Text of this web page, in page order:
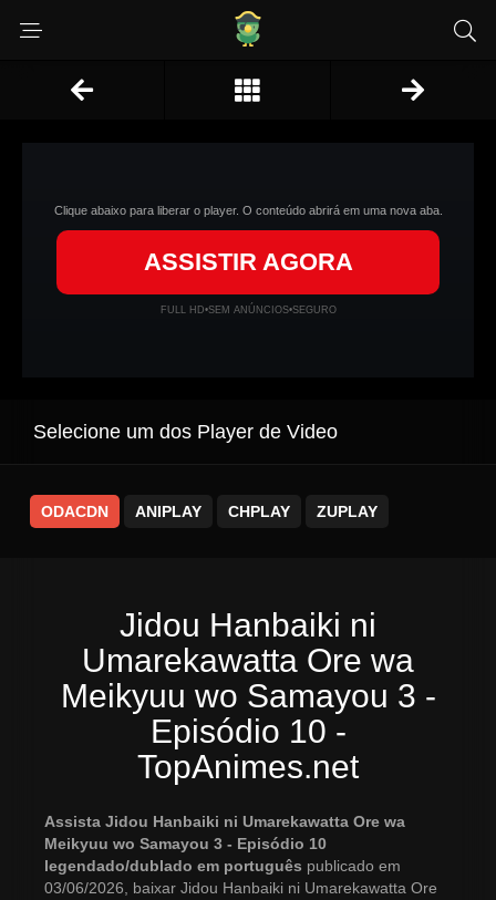
Clique abaixo para liberar o player. O conteúdo abrirá em uma nova aba.
ASSISTIR AGORA
FULL HD•SEM ANÚNCIOS•SEGURO
Selecione um dos Player de Video
ODACDN ANIPLAY CHPLAY ZUPLAY
Jidou Hanbaiki ni
Umarekawatta Ore wa
Meikyuu wo Samayou 3 -
Episódio 10 -
TopAnimes.net
Assista Jidou Hanbaiki ni Umarekawatta Ore wa
Meikyuu wo Samayou 3 - Episódio 10
legendado/dublado em português publicado em
03/06/2026, baixar Jidou Hanbaiki ni Umarekawatta Ore